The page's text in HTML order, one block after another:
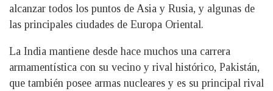
alcanzar todos los puntos de Asia y Rusia, y algunas de
las principales ciudades de Europa Oriental.
La India mantiene desde hace muchos una carrera
armamentística con su vecino y rival histórico, Pakistán,
que también posee armas nucleares y es su principal rival